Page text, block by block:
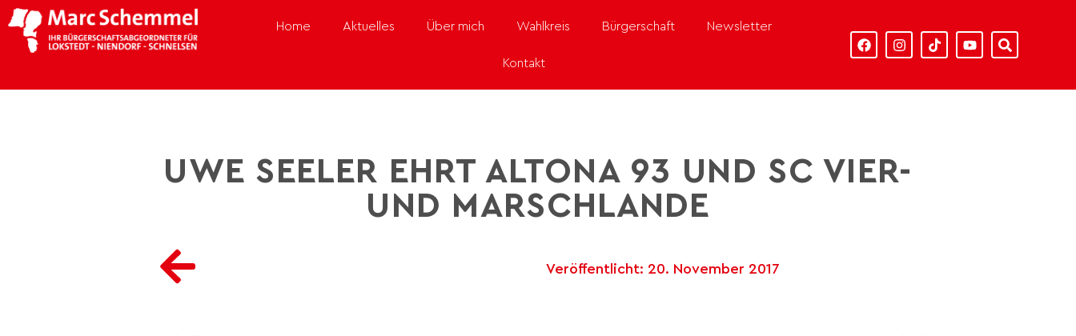
Home Aktuelles Über mich Wahlkreis Bürgerschaft Newsletter
Kontakt
UWE SEELER EHRT ALTONA 93 UND SC VIER-
UND MARSCHLANDE
Veröffentlicht: 20. November 2017